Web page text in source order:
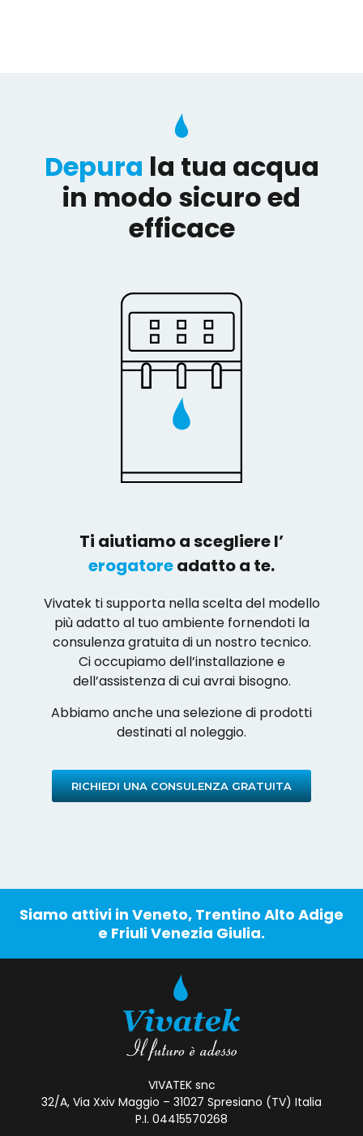
Depura la tua acqua
in modo sicuro ed
efficace
Ti aiutiamo a scegliere l’
erogatoreadatto a te.
Vivatek ti supporta nella scelta del modello
più adatto al tuo ambiente fornendoti la
consulenza gratuita di un nostro tecnico.
Ci occupiamo dell’installazione e
dell’assistenza di cui avrai bisogno.
Abbiamo anche una selezione di prodotti
destinati al noleggio.
RICHIEDI UNA CONSULENZA GRATUITA
Siamo attivi in Veneto, Trentino Alto Adige
e Friuli Venezia Giulia.
VIVATEK snc
32/A, Via Xxiv Maggio – 31027 Spresiano (TV) Italia
P.I. 04415570268